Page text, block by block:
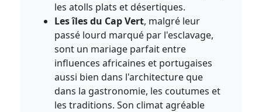
les atolls plats et désertiques.
Les îles du Cap Vert, malgré leur
passé lourd marqué par l'esclavage,
sont un mariage parfait entre
influences africaines et portugaises
aussi bien dans l'architecture que
dans la gastronomie, les coutumes et
les traditions. Son climat agréable